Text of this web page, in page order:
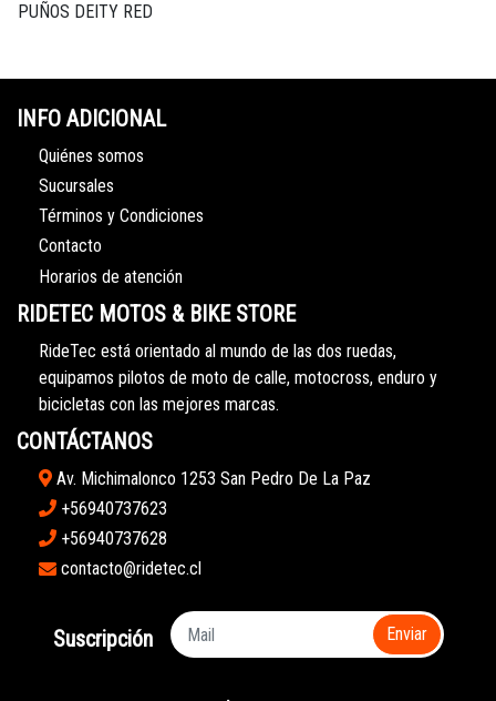
PUÑOS DEITY RED
INFO ADICIONAL
Quiénes somos
Sucursales
Términos y Condiciones
Contacto
Horarios de atención
RIDETEC MOTOS & BIKE STORE
RideTec está orientado al mundo de las dos ruedas,
equipamos pilotos de moto de calle, motocross, enduro y
bicicletas con las mejores marcas.
CONTÁCTANOS
Av. Michimalonco 1253 San Pedro De La Paz
+56940737623
+56940737628
contacto@ridetec.cl
Suscripción Enviar